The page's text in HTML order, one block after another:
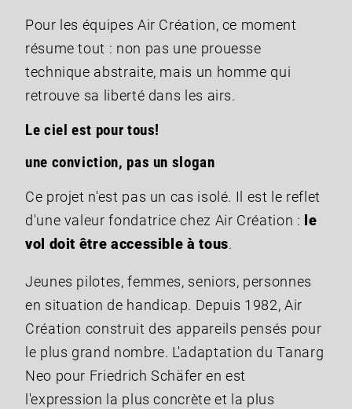
Pour les équipes Air Création, ce moment
résume tout : non pas une prouesse
technique abstraite, mais un homme qui
retrouve sa liberté dans les airs.
Le ciel est pour tous!
une conviction, pas un slogan
Ce projet n'est pas un cas isolé. Il est le reflet
d'une valeur fondatrice chez Air Création : le
vol doit être accessible à tous.
Jeunes pilotes, femmes, seniors, personnes
en situation de handicap. Depuis 1982, Air
Création construit des appareils pensés pour
le plus grand nombre. L'adaptation du Tanarg
Neo pour Friedrich Schäfer en est
l'expression la plus concrète et la plus